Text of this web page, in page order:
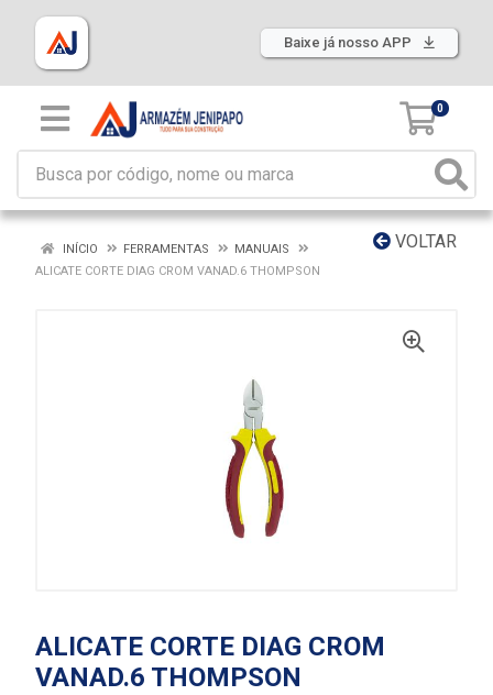
Baixe já nosso APP
0
VOLTAR
INÍCIO FERRAMENTAS
MANUAIS
ALICATE CORTE DIAG CROM VANAD.6 THOMPSON
ALICATE CORTE DIAG CROM
VANAD.6 THOMPSON